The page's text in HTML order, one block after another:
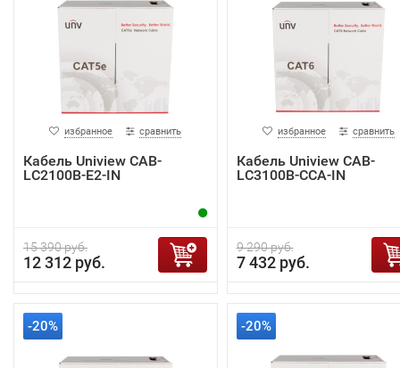
избранное сравнить
Кабель Uniview CAB-
LC2100B-E2-IN
15 390 руб.
12 312 руб.
избранное сравнить
Кабель Uniview CAB-
LC3100B-CCA-IN
9 290 руб.
7 432 руб.
-20% -20%